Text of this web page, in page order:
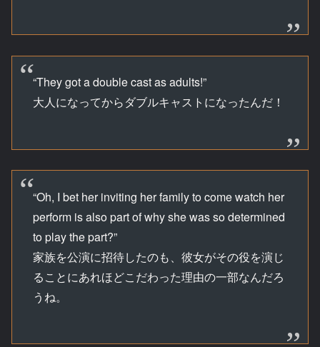
“They got a double cast as adults!”
大人になってからダブルキャストになったんだ！
“Oh, I bet her inviting her family to come watch her
perform is also part of why she was so determined
to play the part?”
家族を公演に招待したのも、彼女がその役を演じ
ることにあれほどこだわった理由の一部なんだろ
うね。